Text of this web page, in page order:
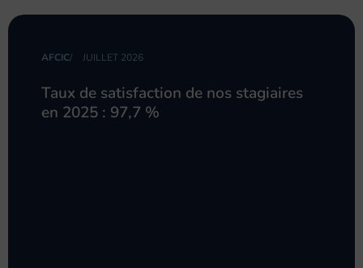
AFCIC/ JUILLET 2026
Taux de satisfaction de nos stagiaires
en 2025 : 97,7 %